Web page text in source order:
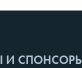
И